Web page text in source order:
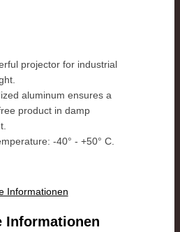
projector for industrial
aluminum ensures a
product in damp
-40° - +50° C.
Informationen
Informationen